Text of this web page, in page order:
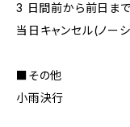
3 日間前から前日ま
当日キャンセル(ノー
■その他
小雨決行